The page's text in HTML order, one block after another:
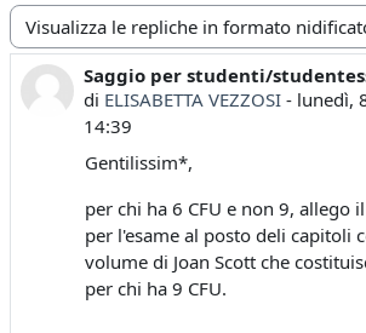
Modalità visualizzazione
Saggio per studenti/
di ELISABETTA VEZZOSI- lunedì,
14:39
Numero di risposte: 0
Gentilissim*,
per chi ha 6 CFU e non 9, allego
per l'esame al posto deli capitoli
volume di Joan Scott che
per chi ha 9 CFU.